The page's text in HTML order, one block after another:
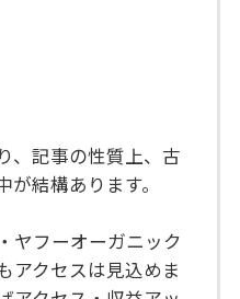
、記事の性質上、古
結構あります。
ヤフーオーガニック
アクセスは見込めま